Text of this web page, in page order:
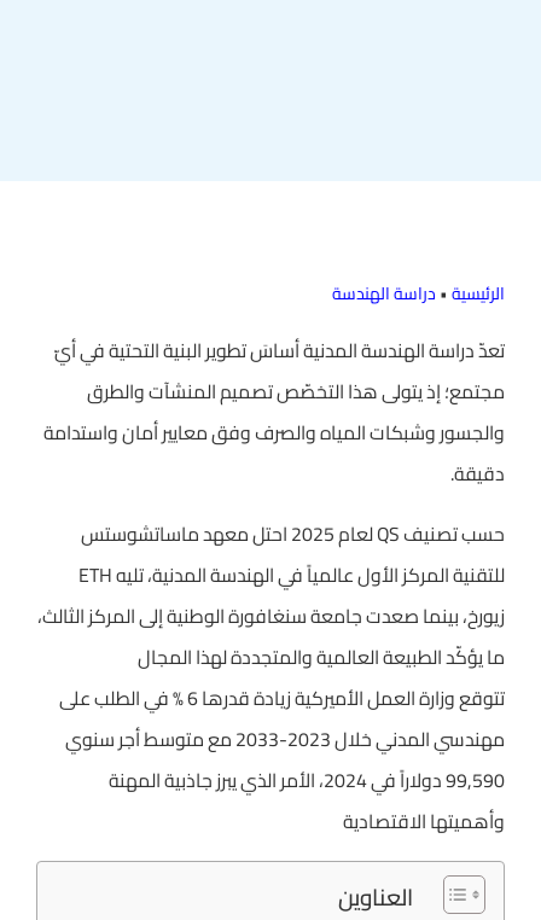
الرئيسية•دراسة الهندسة
تعدّ دراسة الهندسة المدنية أساسَ تطوير البنية التحتية في أيّ
مجتمع؛ إذ يتولى هذا التخصّص تصميم المنشآت والطرق
والجسور وشبكات المياه والصرف وفق معايير أمان واستدامة
دقيقة.
حسب تصنيف QS لعام 2025 احتل معهد ماساتشوستس
للتقنية المركز الأول عالمياً في الهندسة المدنية، تليه ETH
زيورخ، بينما صعدت جامعة سنغافورة الوطنية إلى المركز الثالث،
ما يؤكّد الطبيعة العالمية والمتجددة لهذا المجال
تتوقع وزارة العمل الأميركية زيادة قدرها 6 % في الطلب على
مهندسي المدني خلال 2023-2033 مع متوسط أجر سنوي
99,590 دولاراً في 2024، الأمر الذي يبرز جاذبية المهنة
وأهميتها الاقتصادية
العناوين